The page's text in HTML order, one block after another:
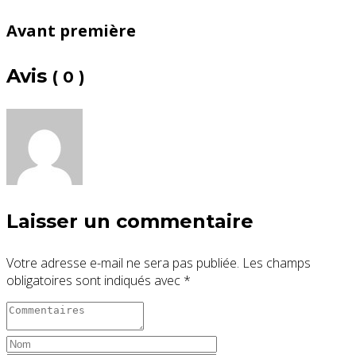
Avant première
Avis ( 0 )
Laisser un commentaire
Votre adresse e-mail ne sera pas publiée. Les champs
obligatoires sont indiqués avec *